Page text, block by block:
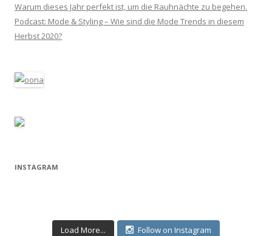
Warum dieses Jahr perfekt ist, um die Rauhnächte zu begehen.
Podcast: Mode & Styling – Wie sind die Mode Trends in diesem
Herbst 2020?
INSTAGRAM
Load More... Follow on Instagram